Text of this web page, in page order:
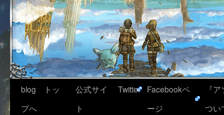
blog トッ
プへ
公式サイ
ト
Twitter
Facebookペ
ージ
『
つい